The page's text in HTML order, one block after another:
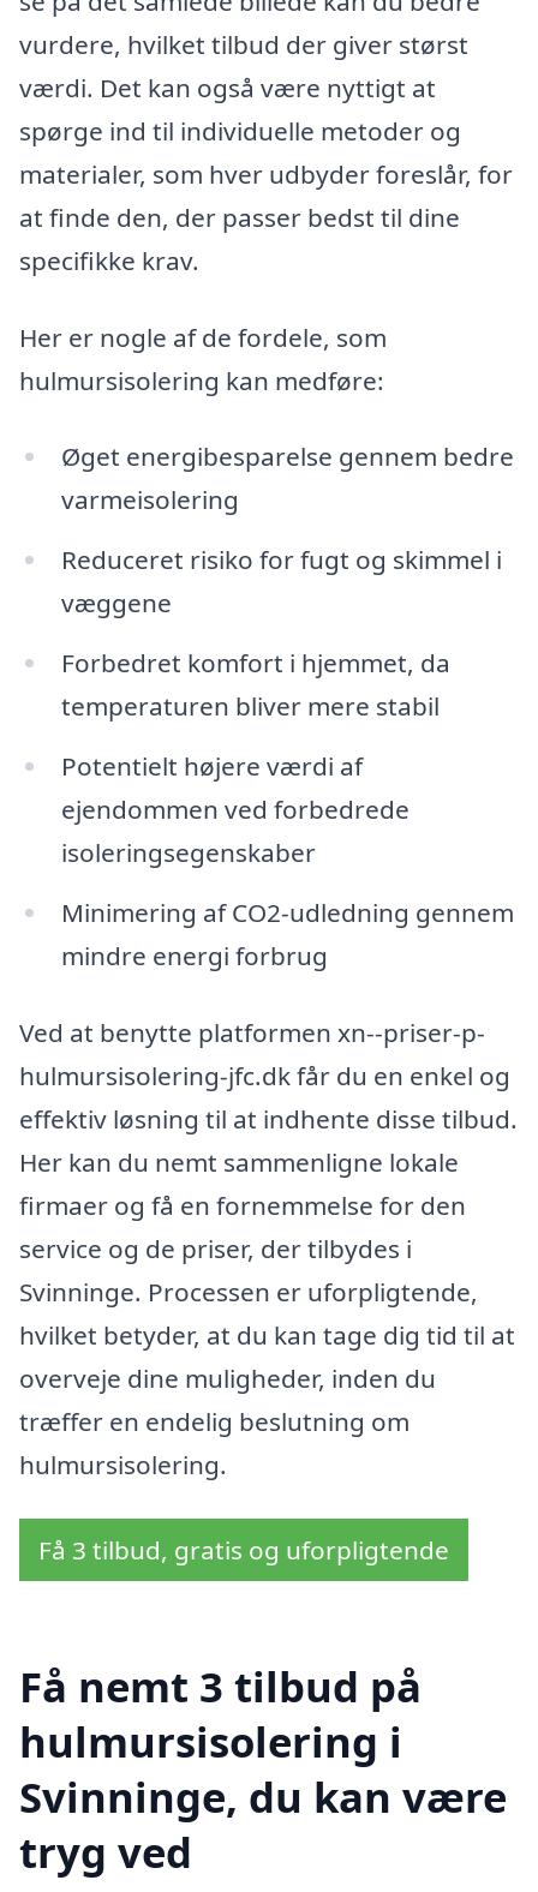
vurdere, hvilket tilbud der giver størst
værdi. Det kan også være nyttigt at
spørge ind til individuelle metoder og
materialer, som hver udbyder foreslår, for
at finde den, der passer bedst til dine
specifikke krav.
Her er nogle af de fordele, som
hulmursisolering kan medføre:
Øget energibesparelse gennem bedre
varmeisolering
Reduceret risiko for fugt og skimmel i
væggene
Forbedret komfort i hjemmet, da
temperaturen bliver mere stabil
Potentielt højere værdi af
ejendommen ved forbedrede
isoleringsegenskaber
Minimering af CO2-udledning gennem
mindre energi forbrug
Ved at benytte platformen xn--priser-p-
hulmursisolering-jfc.dk får du en enkel og
effektiv løsning til at indhente disse tilbud.
Her kan du nemt sammenligne lokale
firmaer og få en fornemmelse for den
service og de priser, der tilbydes i
Svinninge. Processen er uforpligtende,
hvilket betyder, at du kan tage dig tid til at
overveje dine muligheder, inden du
træffer en endelig beslutning om
hulmursisolering.
Få 3 tilbud, gratis og uforpligtende
Få nemt 3 tilbud på
hulmursisolering i
Svinninge, du kan være
tryg ved